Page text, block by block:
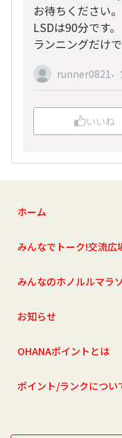
お待ちください。
LSDは90分です。
ランニングだけ
ん入っているの
runner0821、
いいね
ホーム
みんなでトーク!交流広
みんなのホノルルマラ
お知らせ
OHANAポイントとは
ポイント/ランクについ